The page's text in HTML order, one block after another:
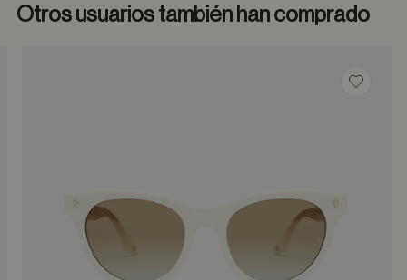
Otros usuarios también han comprado
en favoritos